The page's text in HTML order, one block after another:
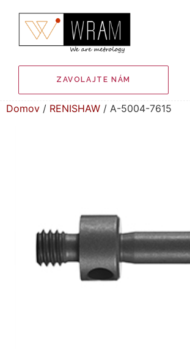
ZAVOLAJTE NÁM
Domov / RENISHAW / A-5004-7615